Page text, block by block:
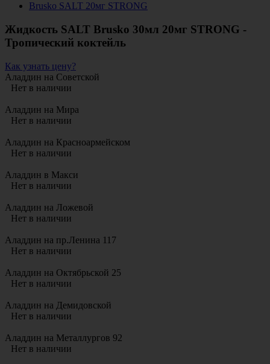
Brusko SALT 20мг STRONG
Жидкость SALT Brusko 30мл 20мг STRONG -
Тропический коктейль
Как узнать цену?
Аладдин на Советской
Нет в наличии
Аладдин на Мира
Нет в наличии
Аладдин на Красноармейском
Нет в наличии
Аладдин в Макси
Нет в наличии
Аладдин на Ложевой
Нет в наличии
Аладдин на пр.Ленина 117
Нет в наличии
Аладдин на Октябрьской 25
Нет в наличии
Аладдин на Демидовской
Нет в наличии
Аладдин на Металлургов 92
Нет в наличии